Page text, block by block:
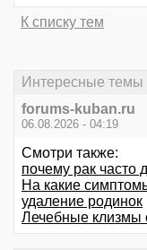
К списку тем
Интересные темы
forums-kuban.ru
06.08.2026 - 04:19
Смотри также:
почему рак часто
На какие
удаление родинок
Лечебные клизмы